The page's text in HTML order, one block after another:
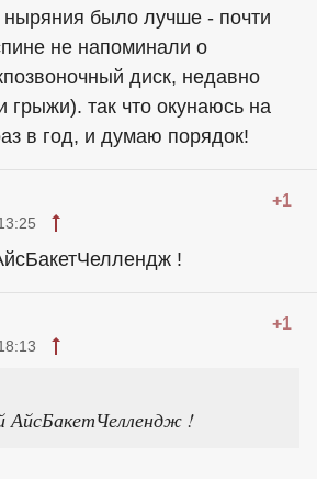
было лучше - почти
не напоминали о
диск, недавно
грыжи). так что окунаюсь на
в год, и думаю порядок!
+1
!
+1
АйсБакетЧеллендж !